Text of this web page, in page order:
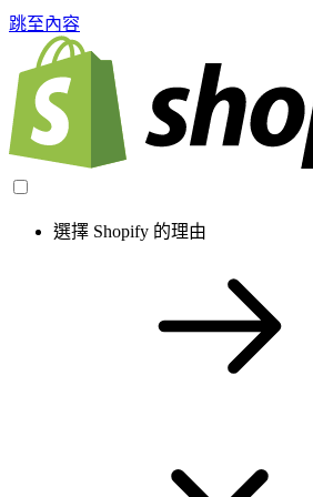
跳至內容
選擇 Shopify 的理由